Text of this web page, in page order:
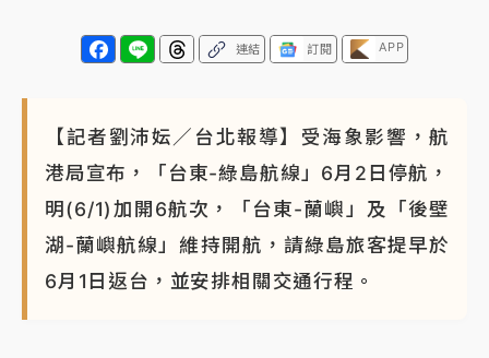
NBA｜ 傳奇名帥驚傳離世！曾以「瘋狂籃球」震撼聯
連結 訂閱 APP
【記者劉沛妘／台北報導】受海象影響，航
港局宣布，「台東-綠島航線」6月2日停航，
明(6/1)加開6航次，「台東-蘭嶼」及「後壁
湖-蘭嶼航線」維持開航，請綠島旅客提早於
6月1日返台，並安排相關交通行程。